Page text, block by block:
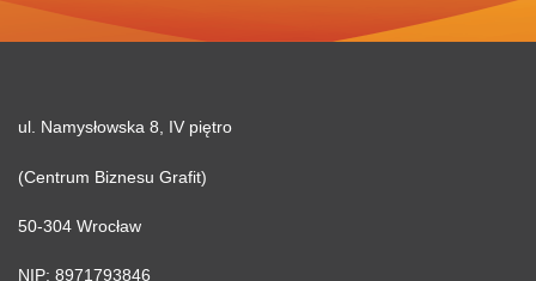
ul. Namysłowska 8, IV piętro
(Centrum Biznesu Grafit)
50-304 Wrocław
NIP: 8971793846